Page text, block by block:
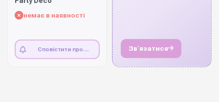
немає в наявності
Сповістити про Звʼязатися